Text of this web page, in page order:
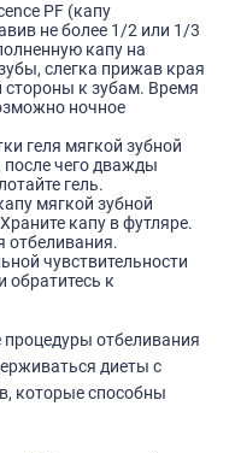
PF (капу
не более 1/2 или 1/3
капу на
слегка прижав края
стороны к зубам. Время
ночное
геля мягкой зубной
чего дважды
гель.
мягкой зубной
капу в футляре.
отбеливания.
чувствительности
обратитесь к
процедуры отбеливания
диеты с
которые способны